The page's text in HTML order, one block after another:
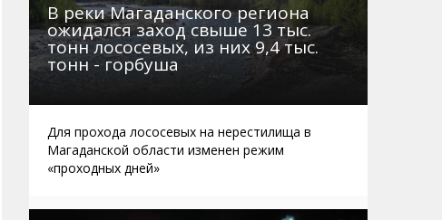
Браконьеры
В реки Магаданского региона
ожидался заход свыше 13 тыс.
тонн лососевых, из них 9,4 тыс.
тонн - горбуша
Для прохода лососевых на нерестилища в
Магаданской области изменен режим
«проходных дней»